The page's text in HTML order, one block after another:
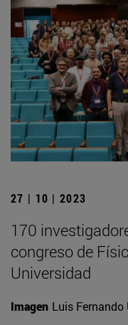
27 | 10 | 2023
170
congreso de
Universidad
Imagen Luis Fernando